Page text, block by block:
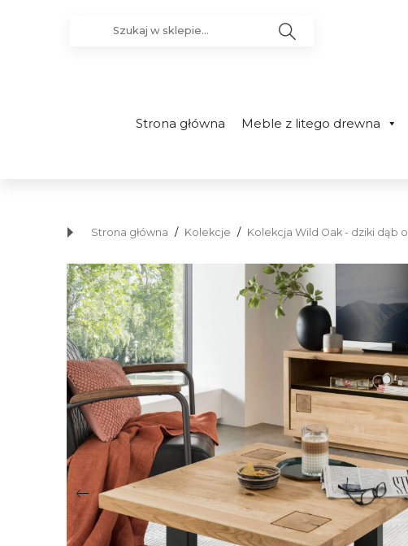
Strona główna Meble z litego drewna
Strona główna / Kolekcje / Kolekcja Wild Oak - dziki dąb